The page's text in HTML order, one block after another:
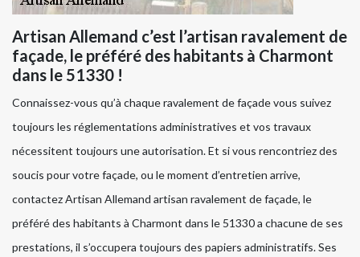
Artisan Allemand c’est l’artisan ravalement de
façade, le préféré des habitants à Charmont
dans le 51330 !
Connaissez-vous qu’à chaque ravalement de façade vous suivez
toujours les réglementations administratives et vos travaux
nécessitent toujours une autorisation. Et si vous rencontriez des
soucis pour votre façade, ou le moment d’entretien arrive,
contactez Artisan Allemand artisan ravalement de façade, le
préféré des habitants à Charmont dans le 51330 a chacune de ses
prestations, il s’occupera toujours des papiers administratifs. Ses